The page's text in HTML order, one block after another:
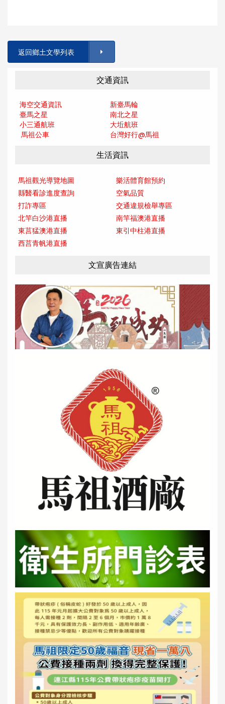
返回鄉土文學列表
交通資訊
海空交通資訊
新臺馬輪
臺馬之星
南北之星
小三通航班
大坵航班
馬祖公車
台灣好行@馬祖
生活資訊
馬祖觀光導覽地圖
樂活體育館預約
縣醫看診進度查詢
空氣品質
打詐專區
交通違規檢舉專區
北竿白沙港直播
南竿福澳港直播
東莒猛澳港直播
東引中柱港直播
西莒青帆港直播
文宣廣告連結